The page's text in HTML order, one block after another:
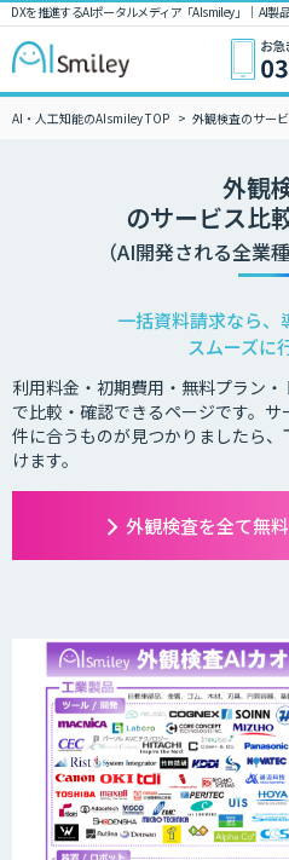
DXを推進するAIポータルメディア「AIsmiley」｜ AI製
AI・人工知能のAIsmiley TOP 外観検査のサー
外観
のサービス比
（AI開発される全業
一括資料請求なら、
スムーズに
利用料金・初期費用・無料プラン
で比較・確認できるページです。
件に合うものが見つかりましたら
けます。
外観検査を全て無